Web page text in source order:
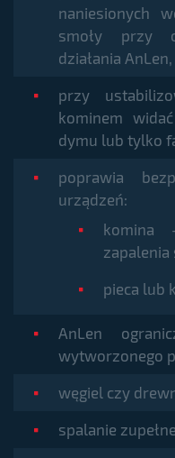
naniesionych
smoły przy
działania AnLen,
przy
kominem
dymu lub tylko
poprawia
urządzeń:
komina
zapalenia
pieca lub
AnLen
wytworzonego
węgiel czy
spalanie zupełne,